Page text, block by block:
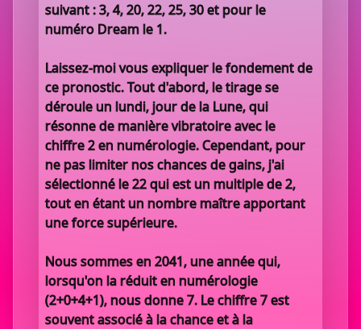
suivant : 3, 4, 20, 22, 25, 30 et pour le
numéro Dream le 1.
Laissez-moi vous expliquer le fondement de
ce pronostic. Tout d'abord, le tirage se
déroule un lundi, jour de la Lune, qui
résonne de manière vibratoire avec le
chiffre 2 en numérologie. Cependant, pour
ne pas limiter nos chances de gains, j'ai
sélectionné le 22 qui est un multiple de 2,
tout en étant un nombre maître apportant
une force supérieure.
Nous sommes en 2041, une année qui,
lorsqu'on la réduit en numérologie
(2+0+4+1), nous donne 7. Le chiffre 7 est
souvent associé à la chance et à la